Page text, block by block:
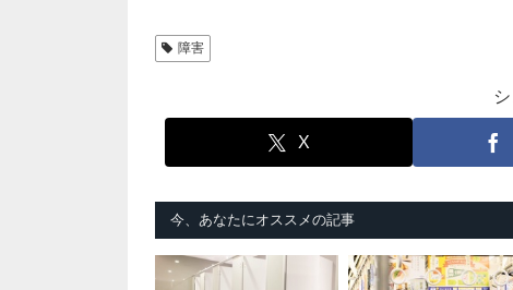
障害
X
今、あなたにオススメの記事